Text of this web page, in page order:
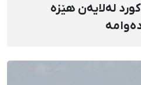
لەلایەن هێزە